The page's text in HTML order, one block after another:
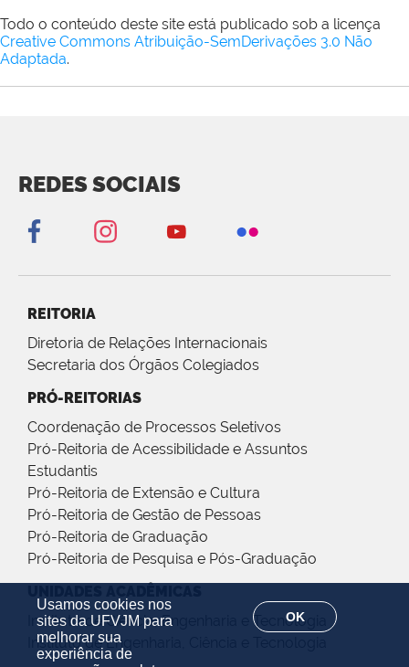
Usamos cookies nos
sites da UFVJM para
melhorar sua
experiência de
OK
Todo o conteúdo deste site está publicado sob a licença
Creative Commons Atribuição-SemDerivações 3.0 Não
Adaptada.
REDES SOCIAIS
REITORIA
Diretoria de Relações Internacionais
Secretaria dos Órgãos Colegiados
PRÓ-REITORIAS
Coordenação de Processos Seletivos
Pró-Reitoria de Acessibilidade e Assuntos
Estudantis
Pró-Reitoria de Extensão e Cultura
Pró-Reitoria de Gestão de Pessoas
Pró-Reitoria de Graduação
Pró-Reitoria de Pesquisa e Pós-Graduação
Instituto de Ciência, Engenharia e Tecnologia
Instituto de Engenharia, Ciência e Tecnologia